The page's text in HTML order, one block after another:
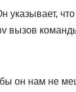
вызов
он нам не